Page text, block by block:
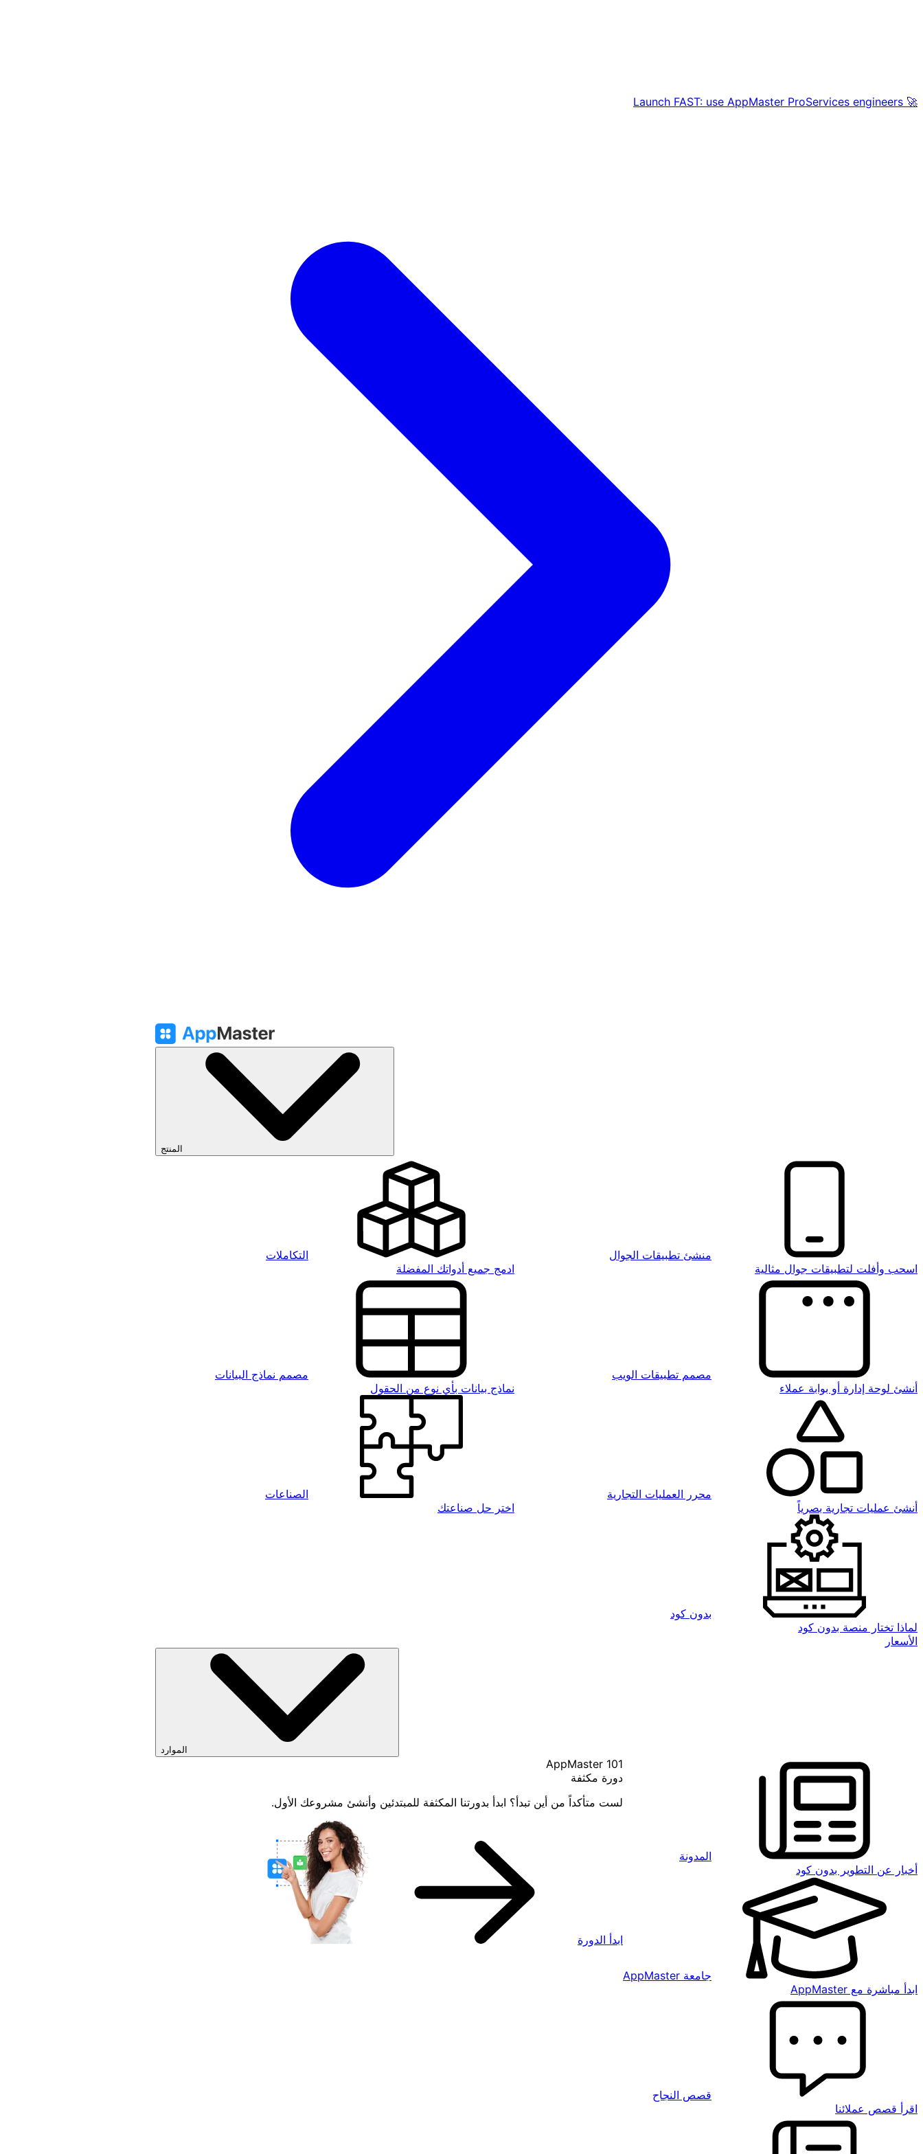
🚀 Launch FAST: use AppMaster ProServices engineers
المنتج
منشئ تطبيقات الجوال
اسحب وأفلت لتطبيقات جوال مثالية
التكاملات
ادمج جميع أدواتك المفضلة
مصمم تطبيقات الويب
أنشئ لوحة إدارة أو بوابة عملاء
مصمم نماذج البيانات
نماذج بيانات بأي نوع من الحقول
محرر العمليات التجارية
أنشئ عمليات تجارية بصرياً
الصناعات
اختر حل صناعتك
بدون كود
لماذا تختار منصة بدون كود
الأسعار
الموارد
المدونة
أخبار عن التطوير بدون كود
جامعة AppMaster
ابدأ مباشرة مع AppMaster
قصص النجاح
اقرأ قصص عملائنا
AppMaster 101
دورة مكثفة
لست متأكداً من أين تبدأ؟ ابدأ بدورتنا المكثفة للمبتدئين وأنشئ مشروعك الأول.
ابدأ الدورة